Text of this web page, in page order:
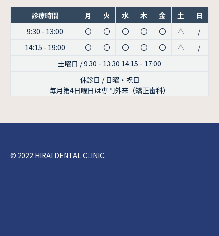
診療時間 月 火 水 木 金 土
日
9:30 - 13:00
〇 〇 〇 〇 〇 △
/
14:15 - 19:00
〇 〇 〇 〇 〇 △
/
土曜日 / 9:30 - 13:30 14:15 - 17:00
休診日 / 日曜・祝日
毎月第4日曜日は専門外来（矯正歯科）
© 2022 HIRAI DENTAL CLINIC.